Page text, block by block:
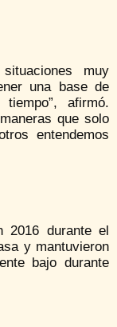
muy
una base de
afirmó.
que solo
entendemos
2016 durante el
y mantuvieron
bajo durante